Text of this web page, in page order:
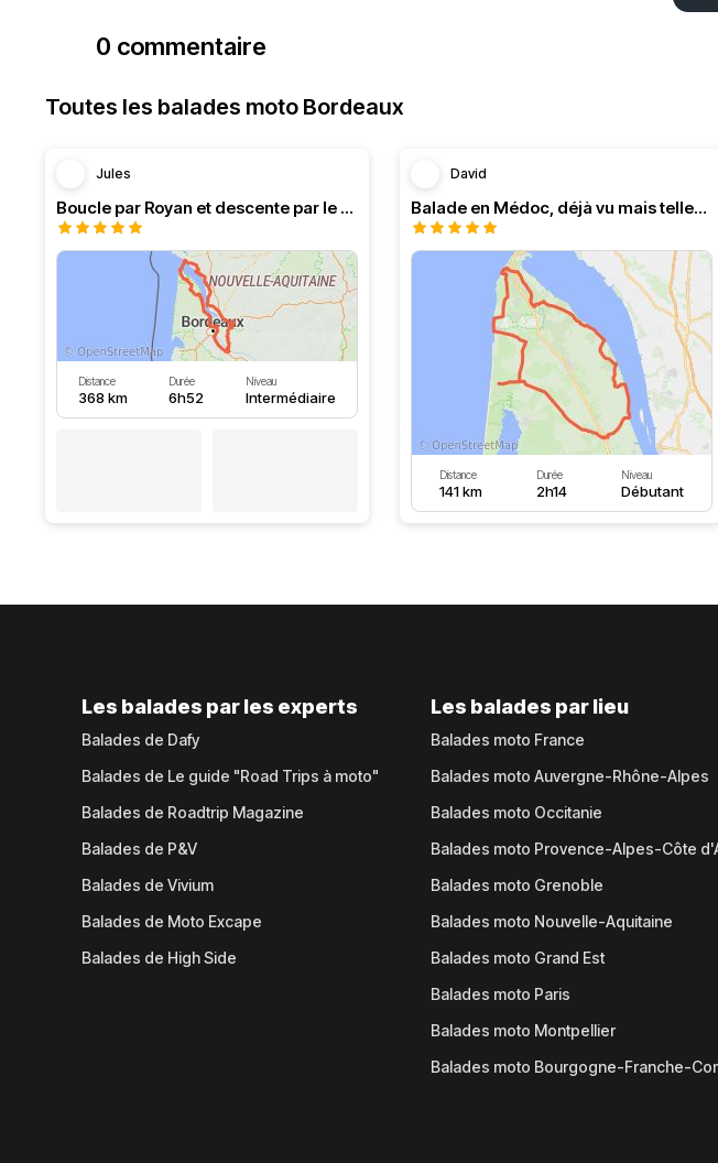
0 commentaire
Toutes les balades moto Bordeaux
Jules
Boucle par Royan et descente par le Médoc
Distance
368 km
Durée
6h52
Niveau
Intermédiaire
David
Balade en Médoc, déjà vu mais tellement agréable
Distance
141 km
Durée
2h14
Niveau
Débutant
Les balades par les experts
Balades de Dafy
Balades de Le guide "Road Trips à moto"
Balades de Roadtrip Magazine
Balades de P&V
Balades de Vivium
Balades de Moto Excape
Balades de High Side
Les balades par lieu
Balades moto France
Balades moto Auvergne-Rhône-Alpes
Balades moto Occitanie
Balades moto Provence-Alpes-Côte
Balades moto Grenoble
Balades moto Nouvelle-Aquitaine
Balades moto Grand Est
Balades moto Paris
Balades moto Montpellier
Balades moto Bourgogne-Franche-